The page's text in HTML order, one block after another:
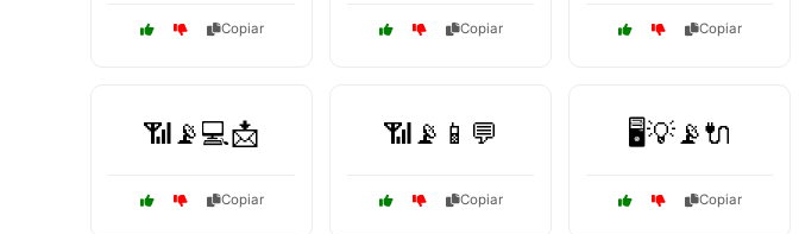
Copiar Copiar Copiar
📶📡💻📩
Copiar
📶📡📱💬
Copiar
🖥️💡📡🔌
Copiar